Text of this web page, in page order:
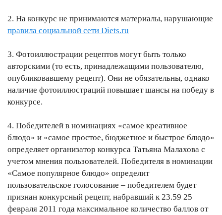
2. На конкурс не принимаются материалы, нарушающие
правила социальной сети Diets.ru
3. Фотоиллюстрации рецептов могут быть только
авторскими (то есть, принадлежащими пользователю,
опубликовавшему рецепт). Они не обязательны, однако
наличие фотоиллюстраций повышает шансы на победу в
конкурсе.
4. Победителей в номинациях «самое креативное
блюдо» и «самое простое, бюджетное и быстрое блюдо»
определяет организатор конкурса Татьяна Малахова с
учетом мнения пользователей. Победителя в номинации
«Самое популярное блюдо» определит
пользовательское голосование – победителем будет
признан конкурсный рецепт, набравший к 23.59 25
февраля 2011 года максимальное количество баллов от